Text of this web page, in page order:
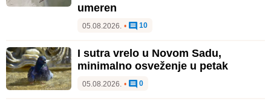
umeren
05.08.2026. • 10
I sutra vrelo u Novom Sadu,
minimalno osveženje u petak
05.08.2026. • 0